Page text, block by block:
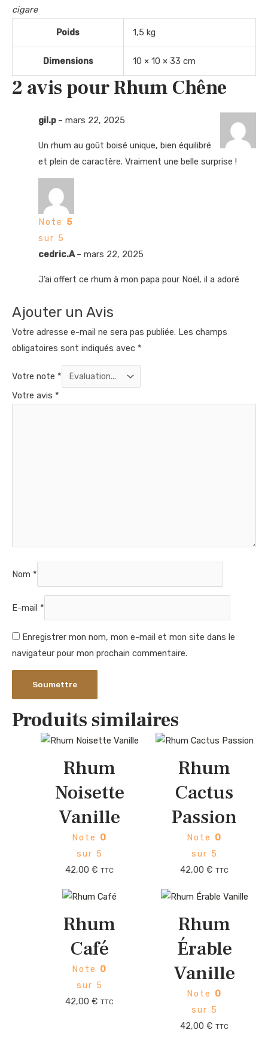
cigare
Poids 1,5 kg
Dimensions 10 × 10 × 33 cm
2 avis pourRhum Chêne
gil.p – mars 22, 2025
Un rhum au goût boisé unique, bien équilibré
et plein de caractère. Vraiment une belle surprise !
Note 5
sur 5
cedric.A– mars 22, 2025
J’ai offert ce rhum à mon papa pour Noël, il a adoré
Ajouter un Avis
Votre adresse e-mail ne sera pas publiée. Les champs
obligatoires sont indiqués avec *
Votre note *
Votre avis *
Nom *
E-mail *
Enregistrer mon nom, mon e-mail et mon site dans le
navigateur pour mon prochain commentaire.
Produits similaires
Rhum
Noisette
Vanille
Note 0
sur 5
42,00€ TTC
Rhum
Cactus
Passion
Note 0
sur 5
42,00€ TTC
Rhum
Café
Note 0
sur 5
42,00€ TTC
Rhum
Érable
Vanille
Note 0
sur 5
42,00€ TTC